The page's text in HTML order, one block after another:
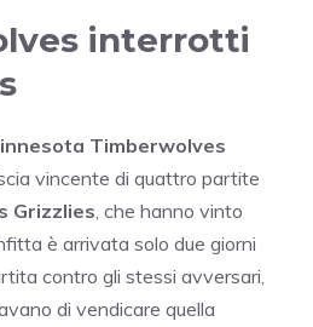
interrotti
Timberwolves
vincente di quattro partite
Grizzlies , che hanno vinto
è arrivata solo due giorni
contro gli stessi avversari,
di vendicare quella